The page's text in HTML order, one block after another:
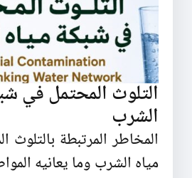
التلوث المحتمل في
الشرب
المخاطر المرتبطة
مياه الشرب وما يعانيه